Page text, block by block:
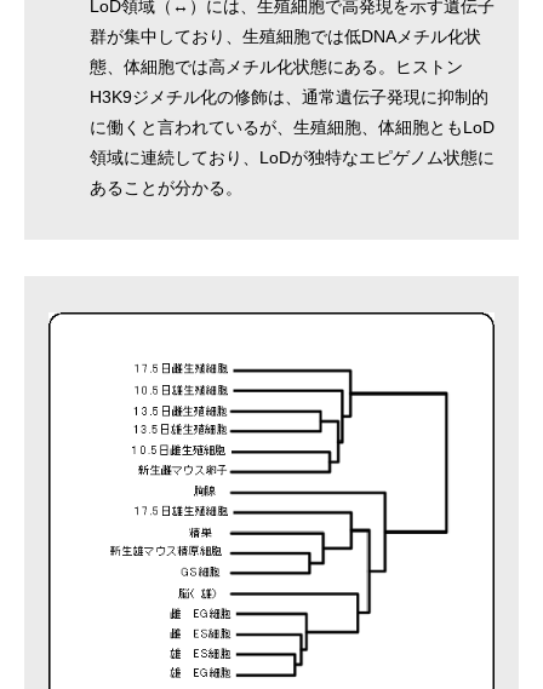
LoD領域（↔）には、生殖細胞で高発現を示す遺伝子
群が集中しており、生殖細胞では低DNAメチル化状
態、体細胞では高メチル化状態にある。ヒストン
H3K9ジメチル化の修飾は、通常遺伝子発現に抑制的
に働くと言われているが、生殖細胞、体細胞ともLoD
領域に連続しており、LoDが独特なエピゲノム状態に
あることが分かる。